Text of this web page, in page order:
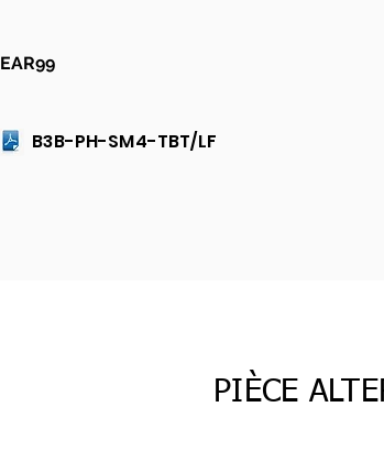
EAR99
B3B-PH-SM4-TBT/LF
PIÈCE